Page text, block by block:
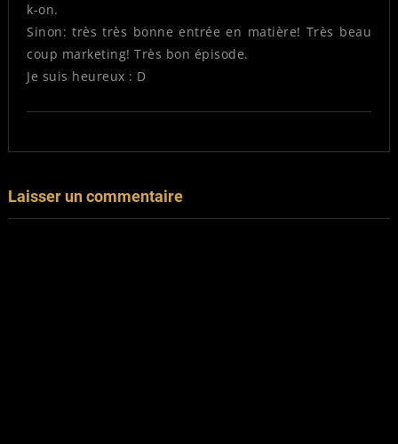
k-on.
Sinon: très très bonne entrée en matière! Très beau
coup marketing! Très bon épisode.
Je suis heureux : D
Laisser un commentaire